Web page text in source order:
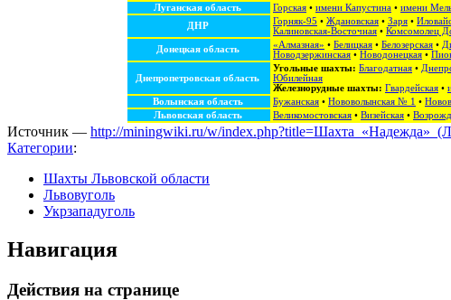
Луганская область
Горская • имени Капустина • имени
ДНР
Горняк-95 • Ждановская • Заря •
Калиновская-Восточная • Комсомолец
Донецкая область
«Алмазная» • Белицкая • Белозерская •
Новодзержинская • Новодонецкая •
Днепропетровская область
Угольные шахты: Благодатная •
Юбилейная
Железнорудные шахты: Гвардейская •
Волынская область
Бужанская • Нововолынская № 1 •
Львовская область
Великомостовская • Визейская •
Источник — http://miningwiki.ru/w/
Категории:
Шахты Львовской области
Львовуголь
Укрзападуголь
Навигация
Действия на странице